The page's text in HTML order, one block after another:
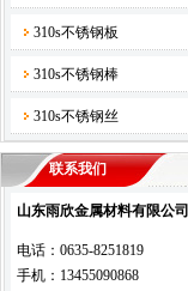
310s不锈钢板
310s不锈钢棒
310s不锈钢丝
联系我们
山东雨欣金属材料有限公司
电话：0635-8251819
手机：13455090868